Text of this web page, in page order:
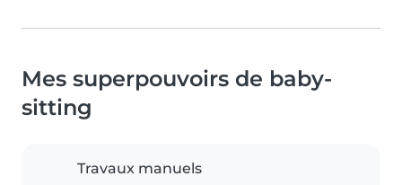
Mes superpouvoirs de baby-
sitting
Travaux manuels